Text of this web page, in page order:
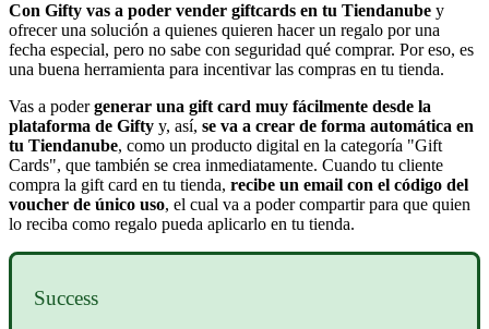
Con Gifty vas a poder vender giftcards en tu Tiendanube y
ofrecer una solución a quienes quieren hacer un regalo por una
fecha especial, pero no sabe con seguridad qué comprar. Por eso, es
una buena herramienta para incentivar las compras en tu tienda.
Vas a podergenerar una gift card muy fácilmente desde la
plataforma de Gifty y, así, se va a crear de forma automática en
tu Tiendanube, como un producto digital en la categoría "Gift
Cards", que también se crea inmediatamente. Cuando tu cliente
compra la gift card en tu tienda, recibe un email con el código del
voucher de único uso, el cual va a poder compartir para que quien
lo reciba como regalo pueda aplicarlo en tu tienda.
Success